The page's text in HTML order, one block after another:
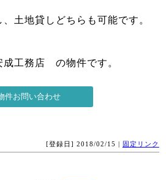
、土地貸しどちらも可能です。
成工務店 の物件です。
[登録日] 2018/02/15 | 固定リンク